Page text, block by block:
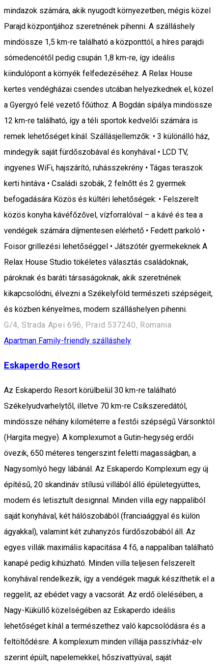
mindazok számára, akik nyugodt környezetben, mégis közel
Parajd központjához szeretnének pihenni. A szálláshely
mindössze 1,5 km-re található a központtól, a híres parajdi
sómedencétől pedig csupán 1,8 km-re, így ideális
kiindulópont a környék felfedezéséhez. A Relax House
kertes vendégházai csendes utcában helyezkednek el, közel
a Gyergyó felé vezető főúthoz. A Bogdán sípálya mindössze
12 km-re található, így a téli sportok kedvelői számára is
remek lehetőséget kínál. Szállásjellemzők: • 3 különálló ház,
mindegyik saját fürdőszobával és konyhával • LCD TV,
ingyenes WiFi, hajszárító, ruhásszekrény • Tágas teraszok
kerti hintáva • Családi szobák, 2 felnőtt és 2 gyermek
befogadására Közös és kültéri lehetőségek: • Felszerelt
közös konyha kávéfőzővel, vízforralóval – a kávé és tea a
vendégek számára díjmentesen elérhető • Fedett parkoló •
Foisor grillezési lehetőséggel • Játszótér gyermekeknek A
Relax House Studio tökéletes választás családoknak,
pároknak és baráti társaságoknak, akik szeretnének
kikapcsolódni, élvezni a Székelyföld természeti szépségeit,
és közben kényelmes, modern szálláshelyen pihenni.
G/4, Strada Apei 696, Praid 537240, Romania
Apartman Family-friendly szálláshely
Eskaperdo Resort
Az Eskaperdo Resort körülbelül 30 km-re található
Székelyudvarhelytől, illetve 70 km-re Csíkszeredától,
mindössze néhány kilométerre a festői szépségű Vársonktól
(Hargita megye). A komplexumot a Gutin-hegység erdői
övezik, 650 méteres tengerszint feletti magasságban, a
Nagysomlyó hegy lábánál. Az Eskaperdo Komplexum egy új
építésű, 20 skandináv stílusú villából álló épületegyüttes,
modern és letisztult designnal. Minden villa egy nappaliból
saját konyhával, két hálószobából (franciaággyal és külön
ágyakkal), valamint két zuhanyzós fürdőszobából áll. Az
egyes villák maximális kapacitása 4 fő, a nappaliban található
kanapé pedig kihúzható. Minden villa teljesen felszerelt
konyhával rendelkezik, így a vendégek maguk készíthetik el a
reggelit, az ebédet vagy a vacsorát. Az erdő ölelésében, a
Nagy-Küküllő közelségében az Eskaperdo ideális
lehetőséget kínál a természethez való kapcsolódásra és a
feltöltődésre. A komplexum minden villája passzívház-elv
szerint épült, napelemekkel, hőszivattyúval, saját